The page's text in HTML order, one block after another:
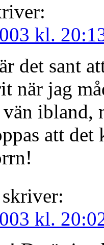
kl.
det sant
när jag
ibland,
att
skriver:
kl.